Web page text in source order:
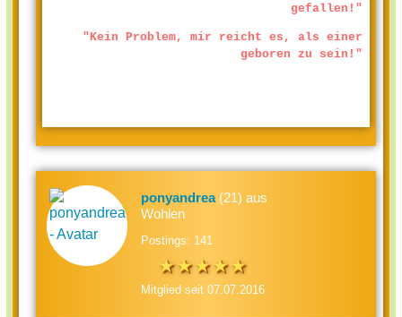
gefallen!"
"Kein Problem, mir reicht es, als einer
geboren zu sein!"
ponyandrea(21) aus
Wohlen
Postings: 141
Mitglied seit 07.07.2016